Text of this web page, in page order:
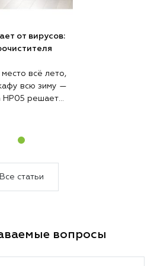
от вирусов:
всё лето,
всю зиму —
HP05 решает
один
три функции —
поиска
Все статьи
вопросы